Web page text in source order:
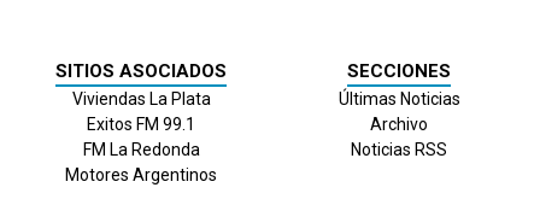
SITIOS ASOCIADOS
Viviendas La Plata
Exitos FM 99.1
FM La Redonda
Motores Argentinos
SECCIONES
Últimas Noticias
Archivo
Noticias RSS